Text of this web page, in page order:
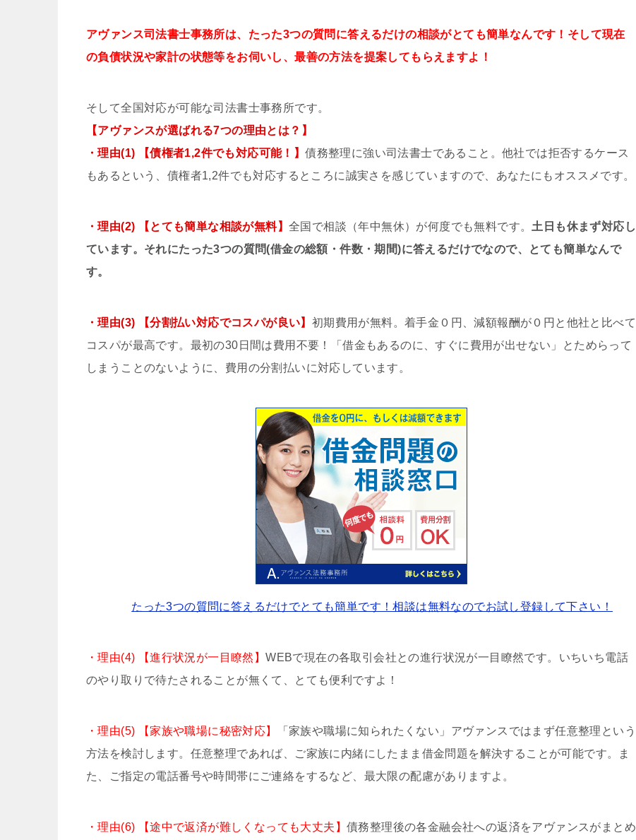
アヴァンス司法書士事務所は、 たった3つの質問に答えるだけの相談がとても簡単なんです！そして現在
の負債状況や家計の状態等をお伺いし、最善の方法を提案してもらえますよ！
そして全国対応が可能な司法書士事務所です。
【アヴァンスが選ばれる7つの理由とは？】
・理由(1) 【債権者1,2件でも対応可能！】債務整理に強い司法書士であること。他社では拒否するケース
もあるという、債権者1,2件でも対応するところに誠実さを感じていますので、あなたにもオススメです。
・理由(2) 【とても簡単な相談が無料】 全国で相談（年中無休）が何度でも無料です。 土日も休まず対応し
ています。それにたった3つの質問(借金の総額・件数・期間)に答えるだけでなので、とても簡単なんで
す。
・理由(3) 【分割払い対応でコスパが良い】 初期費用が無料。着手金０円、減額報酬が０円と他社と比べて
コスパが最高です。最初の30日間は費用不要！「借金もあるのに、すぐに費用が出せない」とためらって
しまうことのないように、費用の分割払いに対応しています。
たった3つの質問に答えるだけでとても簡単です！相談は無料なのでお試し登録して下さい！
・理由(4) 【進行状況が一目瞭然】WEBで現在の各取引会社との進行状況が一目瞭然です。いちいち電話
のやり取りで待たされることが無くて、とても便利ですよ！
・理由(5) 【家族や職場に秘密対応】
「家族や職場に知られたくない」アヴァンスではまず任意整理という
方法を検討します。任意整理であれば、ご家族に内緒にしたまま借金問題を解決することが可能です。ま
た、ご指定の電話番号や時間帯にご連絡をするなど、最大限の配慮がありますよ。
・理由(6) 【途中で返済が難しくなっても大丈夫】 債務整理後の各金融会社への返済をアヴァンスがまとめ